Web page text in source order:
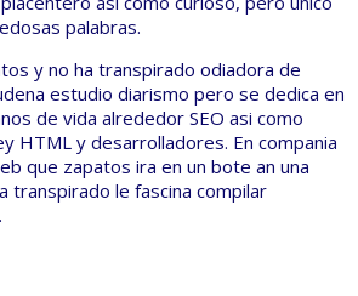
palabras.
y no ha transpirado odiadora de
estudio diarismo pero se dedica en
de vida alrededor SEO asi como
HTML y desarrolladores. En compania
que zapatos ira en un bote an una
transpirado le fascina compilar